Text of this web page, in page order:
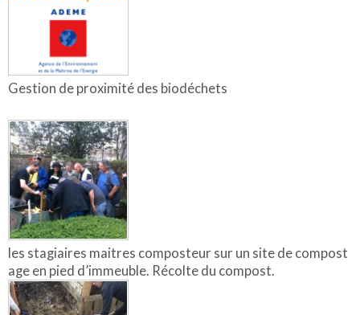
Gestion de proximité des biodéchets
les stagiaires maitres composteur sur un site de compost
age en pied d’immeuble. Récolte du compost.